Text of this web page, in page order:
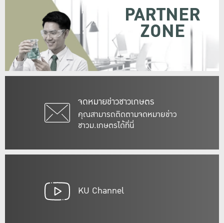
จดหมายข่าวชาวเกษตร
คุณสามารถติดตามจดหมายข่าว
ชาวม.เกษตรได้ที่นี่
PARTNER
ZONE
KU Channel